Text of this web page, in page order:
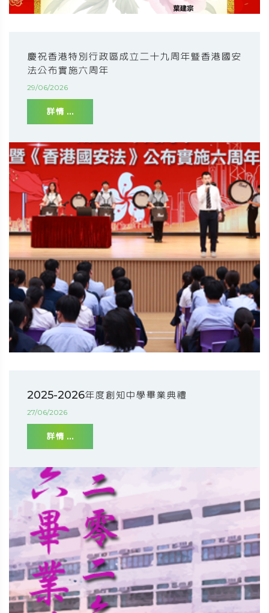
慶祝香港特別行政區成立二十九周年暨香港國安
法公布實施六周年
29/06/2026
詳情 ...
2025-2026年度創知中學畢業典禮
27/06/2026
詳情 ...